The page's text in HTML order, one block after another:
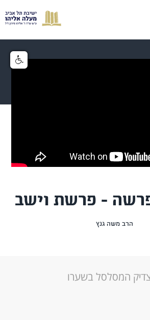
- פרשת וישב
הרב משה גנץ
המסלסל בשערו